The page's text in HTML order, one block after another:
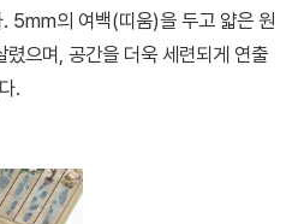
5mm의 여백(띠움)을 두고 얇은 원
으며, 공간을 더욱 세련되게 연출
.